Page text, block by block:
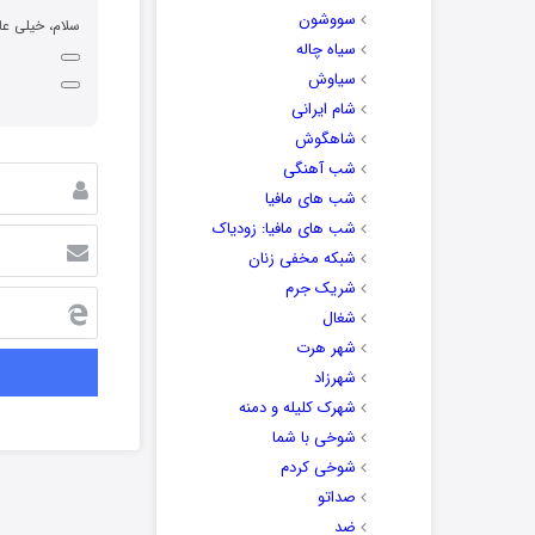
سووشون
سیاه چاله
سیاوش
شام ایرانی
شاهگوش
شب آهنگی
شب های مافیا
شب های مافیا: زودیاک
شبکه مخفی زنان
شریک جرم
شغال
شهر هرت
شهرزاد
شهرک کلیله و دمنه
شوخی با شما
شوخی کردم
صداتو
ضد
سلام، خیلی